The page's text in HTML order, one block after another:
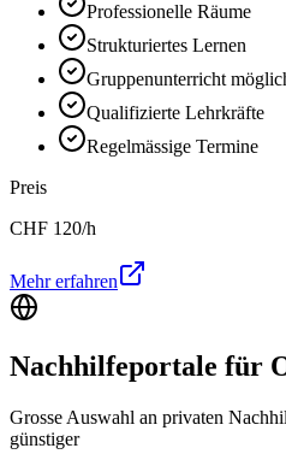
Professionelle Räume
Strukturiertes Lernen
Gruppenunterricht
Qualifizierte Lehrkräfte
Regelmässige Termine
Preis
CHF 120/h
Mehr erfahren
Nachhilfeportale für
Grosse Auswahl an privaten
günstiger